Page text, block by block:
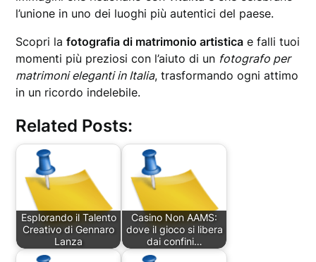
l’unione in uno dei luoghi più autentici del paese.
Scopri lafotografia di matrimonio artistica e falli tuoi
momenti più preziosi con l’aiuto di un fotografo per
matrimoni eleganti in Italia, trasformando ogni attimo
in un ricordo indelebile.
Related Posts:
Esplorando il Talento
Creativo di Gennaro
Lanza
Casino Non AAMS:
dove il gioco si libera
dai confini…